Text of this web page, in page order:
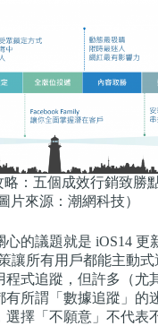
略：五個成效行銷致勝
片來源：潮網科技）
的議題就是 iOS14 更
讓所有用戶都能主動
程式追蹤，但許多（尤
有所謂「數據追蹤」的
選擇「不願意」不代表